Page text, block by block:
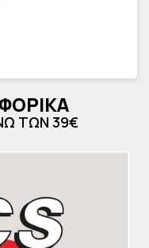
σε επαφή με το νερό
το στα χέρια σας
ΤΩΝ 39€